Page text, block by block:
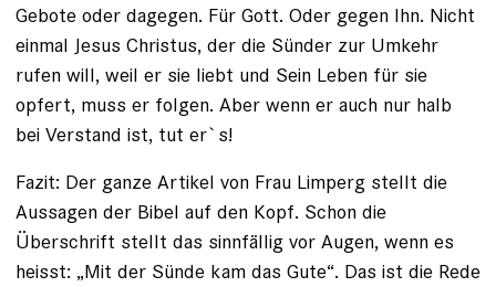
Gebote oder dagegen. Für Gott. Oder gegen Ihn. Nicht
einmal Jesus Christus, der die Sünder zur Umkehr
rufen will, weil er sie liebt und Sein Leben für sie
opfert, muss er folgen. Aber wenn er auch nur halb
bei Verstand ist, tut er`s!
Fazit: Der ganze Artikel von Frau Limperg stellt die
Aussagen der Bibel auf den Kopf. Schon die
Überschrift stellt das sinnfällig vor Augen, wenn es
heisst: „Mit der Sünde kam das Gute“. Das ist die Rede